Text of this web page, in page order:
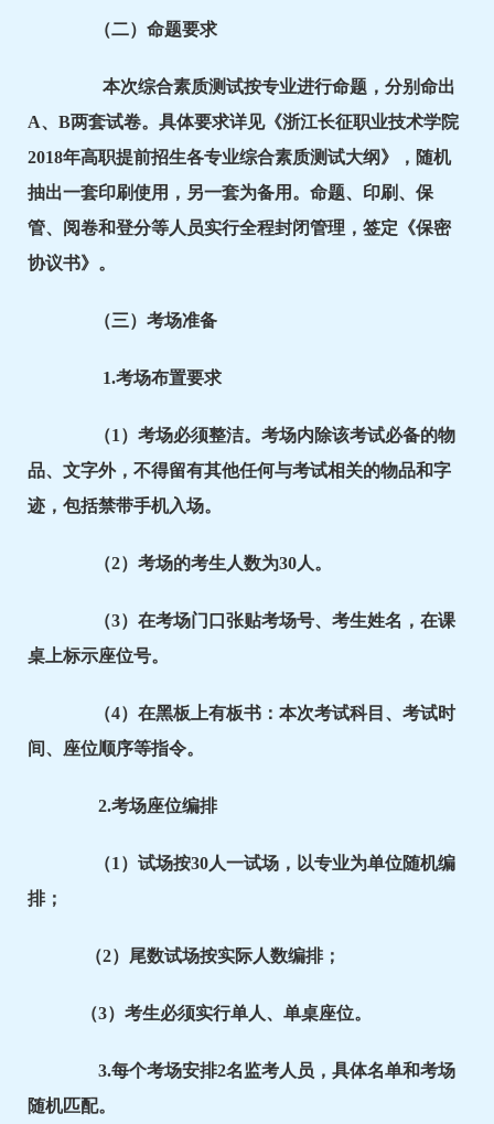
（二）命题要求
本次综合素质测试按专业进行命题，分别命出
A、B两套试卷。具体要求详见《浙江长征职业技术学院
2018年高职提前招生各专业综合素质测试大纲》，随机
抽出一套印刷使用，另一套为备用。命题、印刷、保
管、阅卷和登分等人员实行全程封闭管理，签定《保密
协议书》。
（三）考场准备
1.考场布置要求
（1）考场必须整洁。考场内除该考试必备的物
品、文字外，不得留有其他任何与考试相关的物品和字
迹，包括禁带手机入场。
（2）考场的考生人数为30人。
（3）在考场门口张贴考场号、考生姓名，在课
桌上标示座位号。
（4）在黑板上有板书：本次考试科目、考试时
间、座位顺序等指令。
2.考场座位编排
（1）试场按30人一试场，以专业为单位随机编
排；
（2）尾数试场按实际人数编排；
（3）考生必须实行单人、单桌座位。
3.每个考场安排2名监考人员，具体名单和考场
随机匹配。